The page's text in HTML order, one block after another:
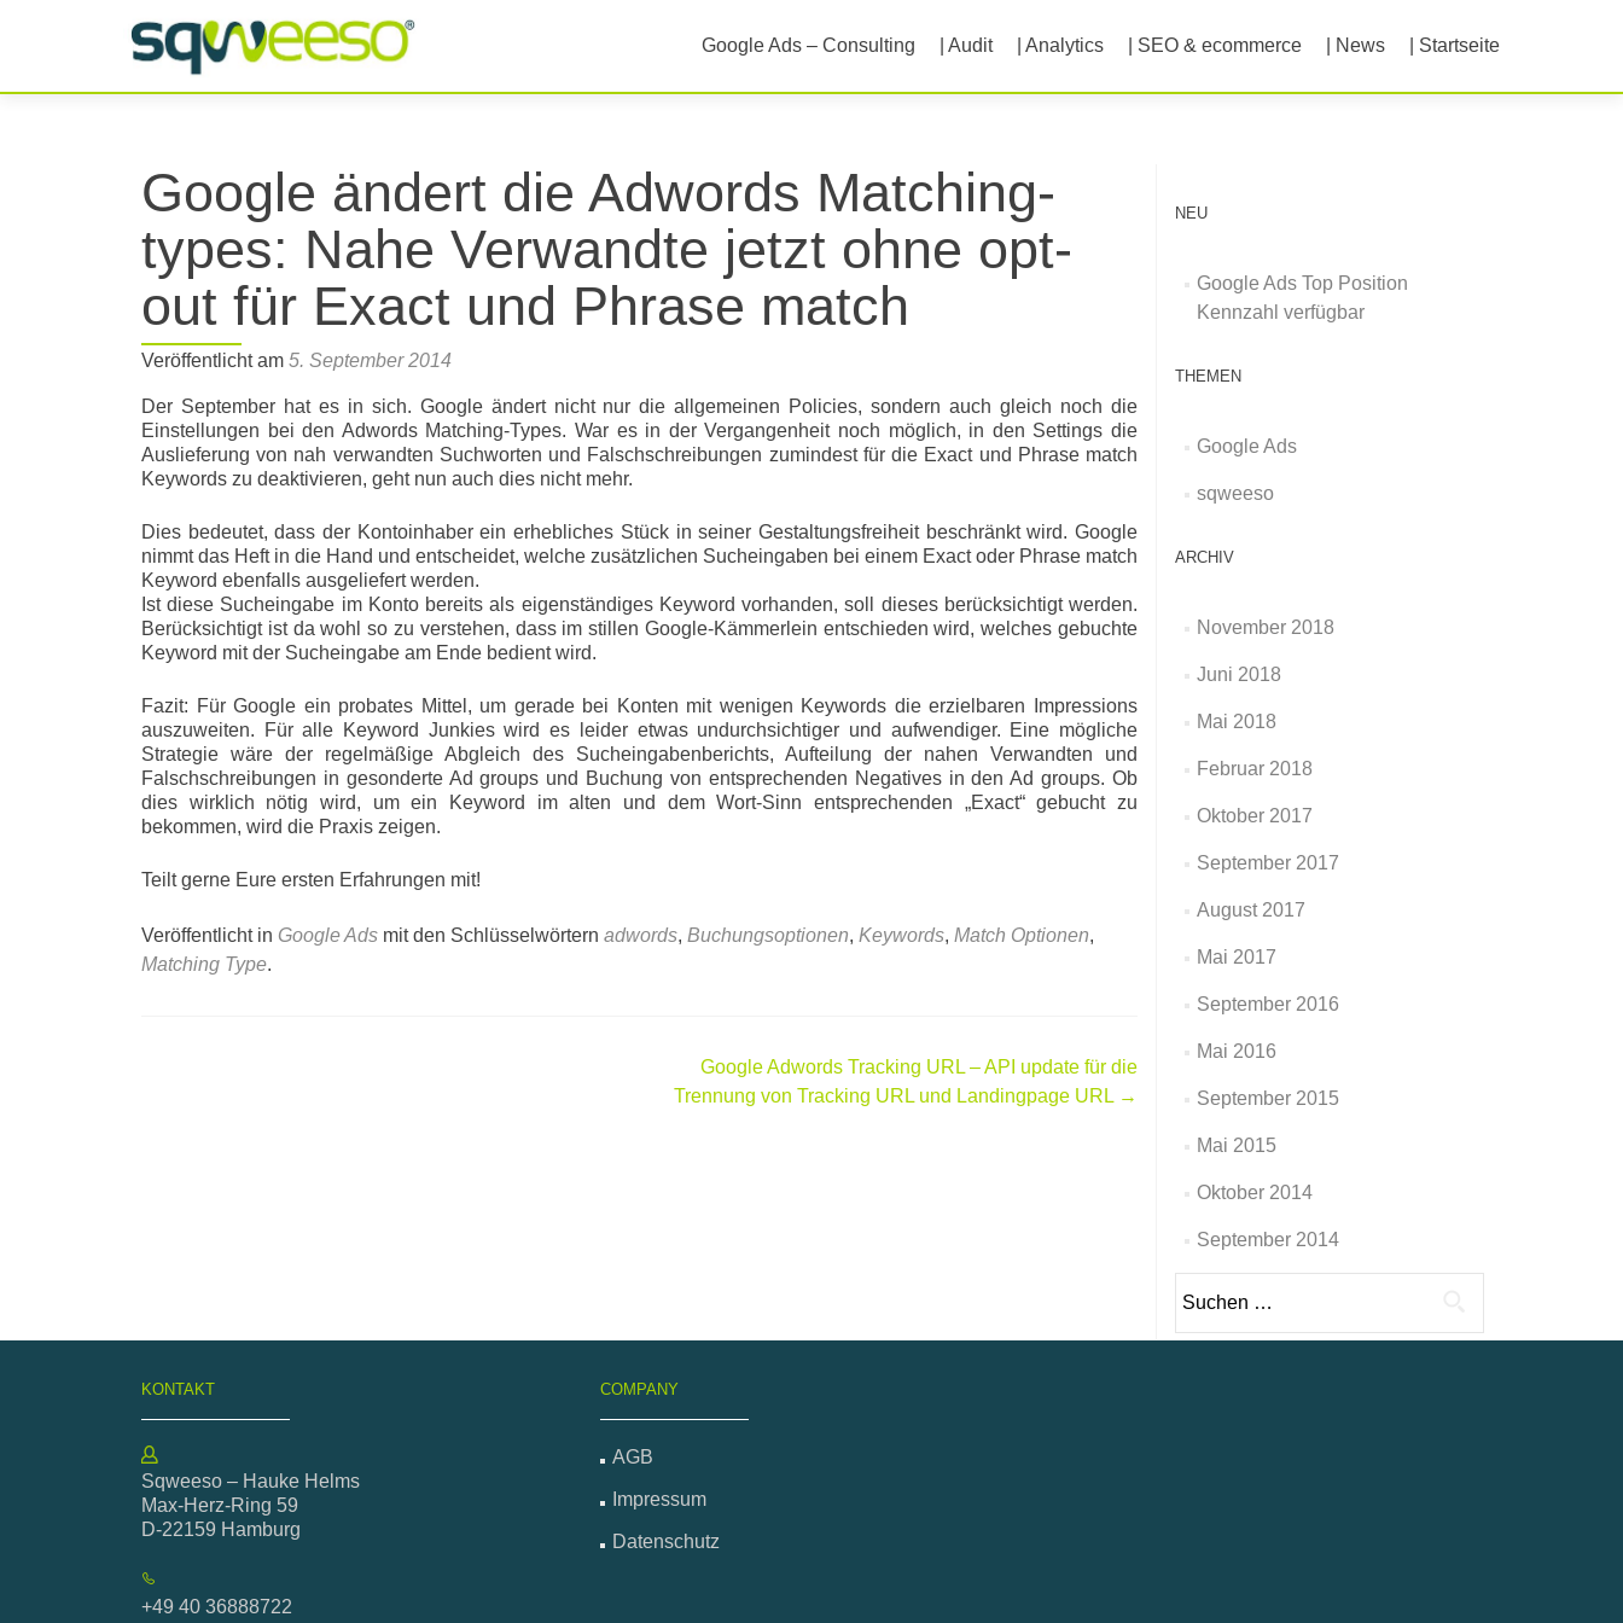
to
Google Ads – Consulting | Audit | Analytics | SEO & ecommerce | News | Startseite
Google ändert die Adwords Matching-
types: Nahe Verwandte jetzt ohne opt-
out für Exact und Phrase match
Veröffentlicht am 5. September 2014
Der September hat es in sich. Google ändert nicht nur die allgemeinen Policies, sondern auch gleich noch die
Einstellungen bei den Adwords Matching-Types. War es in der Vergangenheit noch möglich, in den Settings die
Auslieferung von nah verwandten Suchworten und Falschschreibungen zumindest für die Exact und Phrase match
Keywords zu deaktivieren, geht nun auch dies nicht mehr.
Dies bedeutet, dass der Kontoinhaber ein erhebliches Stück in seiner Gestaltungsfreiheit beschränkt wird. Google
nimmt das Heft in die Hand und entscheidet, welche zusätzlichen Sucheingaben bei einem Exact oder Phrase match
Keyword ebenfalls ausgeliefert werden.
Ist diese Sucheingabe im Konto bereits als eigenständiges Keyword vorhanden, soll dieses berücksichtigt werden.
Berücksichtigt ist da wohl so zu verstehen, dass im stillen Google-Kämmerlein entschieden wird, welches gebuchte
Keyword mit der Sucheingabe am Ende bedient wird.
Fazit: Für Google ein probates Mittel, um gerade bei Konten mit wenigen Keywords die erzielbaren Impressions
auszuweiten. Für alle Keyword Junkies wird es leider etwas undurchsichtiger und aufwendiger. Eine mögliche
Strategie wäre der regelmäßige Abgleich des Sucheingabenberichts, Aufteilung der nahen Verwandten und
Falschschreibungen in gesonderte Ad groups und Buchung von entsprechenden Negatives in den Ad groups. Ob
dies wirklich nötig wird, um ein Keyword im alten und dem Wort-Sinn entsprechenden „Exact“ gebucht zu
bekommen, wird die Praxis zeigen.
Teilt gerne Eure ersten Erfahrungen mit!
Veröffentlicht in Google Ads mit den Schlüsselwörtern adwords, Buchungsoptionen, Keywords, Match Optionen,
Matching Type.
Google Adwords Tracking URL – API update für die
Trennung von Tracking URL und Landingpage URL →
NEU
Google Ads Top Position
Kennzahl verfügbar
THEMEN
Google Ads
sqweeso
ARCHIV
November 2018
Juni 2018
Mai 2018
Februar 2018
Oktober 2017
September 2017
August 2017
Mai 2017
September 2016
Mai 2016
September 2015
Mai 2015
Oktober 2014
September 2014
nach:
KONTAKT
Sqweeso – Hauke Helms
Max-Herz-Ring 59
D-22159 Hamburg
+49 40 36888722
COMPANY
AGB
Impressum
Datenschutz